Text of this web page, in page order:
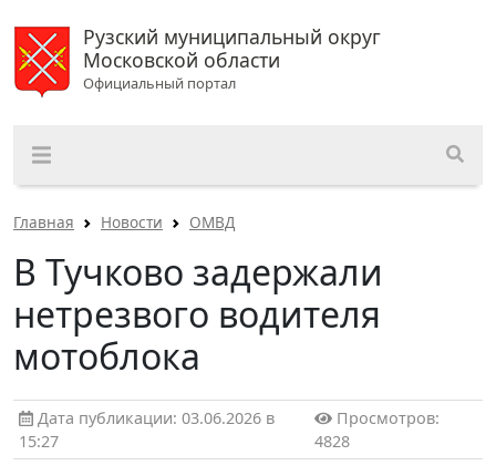
Рузский муниципальный округ
Московской области
Официальный портал
Главная Новости ОМВД
В Тучково задержали
нетрезвого водителя
мотоблока
Дата публикации: 03.06.2026 в
15:27
Просмотров:
4828